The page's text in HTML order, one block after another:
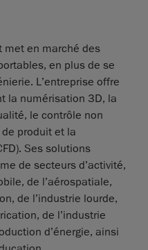
met en marché des
en plus de se
L’entreprise offre
la numérisation 3D, la
le contrôle non
produit et la
Ses solutions
de secteurs d’activité,
de l’aérospatiale,
de l’industrie lourde,
de l’industrie
d’énergie, ainsi